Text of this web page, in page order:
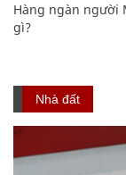
Hàng ngàn người
gì?
Nhà đất